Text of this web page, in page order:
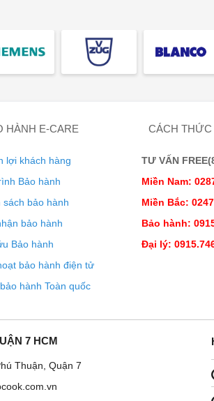
serie 6
Drive giúp máy hoạt động êm ái
tĩnh với máy rửa bát trang bị động
HÀNH E-CARE
lợi khách hàng
Bảo hành
sách bảo hành
bảo hành
Bảo hành
bảo hành điện tử
hành Toàn quốc
CÁCH THỨC
TƯ VẤN
Miền Nam:
Miền Bắc:
Bảo hành:
Đại lý:
7 HCM
Thuận, Quận 7